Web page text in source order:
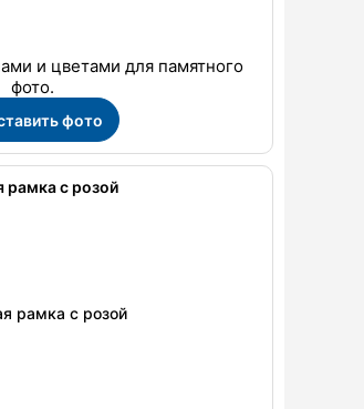
и цветами для памятного
фото.
фото
рамка с розой